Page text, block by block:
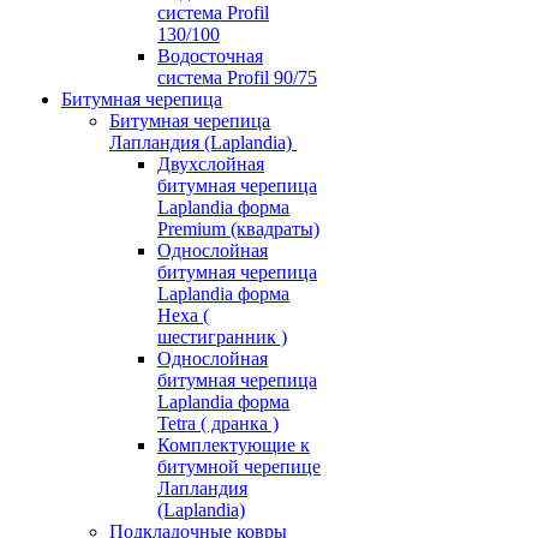
система Profil
130/100
Водосточная
система Profil 90/75
Битумная черепица
Битумная черепица
Лапландия (Laplandia)
Двухслойная
битумная черепица
Laplandia форма
Premium (квадраты)
Однослойная
битумная черепица
Laplandia форма
Hexa (
шестигранник )
Однослойная
битумная черепица
Laplandia форма
Tetra ( дранка )
Комплектующие к
битумной черепице
Лапландия
(Laplandia)
Подкладочные ковры